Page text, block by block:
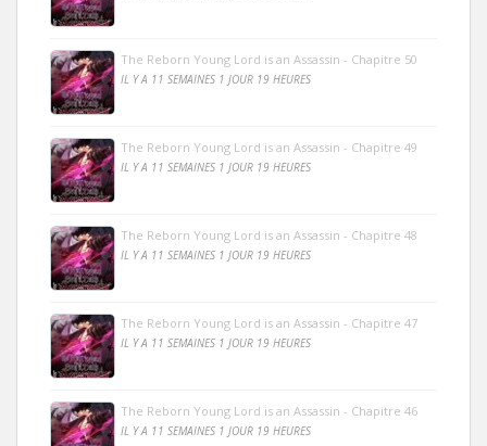
The Reborn Young Lord is an Assassin - Chapitre 50
IL Y A 11 SEMAINES 1 JOUR 19 HEURES
The Reborn Young Lord is an Assassin - Chapitre 49
IL Y A 11 SEMAINES 1 JOUR 19 HEURES
The Reborn Young Lord is an Assassin - Chapitre 48
IL Y A 11 SEMAINES 1 JOUR 19 HEURES
The Reborn Young Lord is an Assassin - Chapitre 47
IL Y A 11 SEMAINES 1 JOUR 19 HEURES
The Reborn Young Lord is an Assassin - Chapitre 46
IL Y A 11 SEMAINES 1 JOUR 19 HEURES